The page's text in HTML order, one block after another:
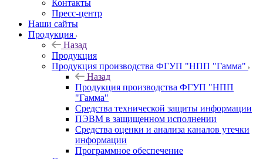
Контакты
Пресс-центр
Наши сайты
Продукция
Назад
Продукция
Продукция производства ФГУП "НПП "Гамма"
Назад
Продукция производства ФГУП "НПП
"Гамма"
Средства технической защиты информации
ПЭВМ в защищенном исполнении
Средства оценки и анализа каналов утечки
информации
Программное обеспечение